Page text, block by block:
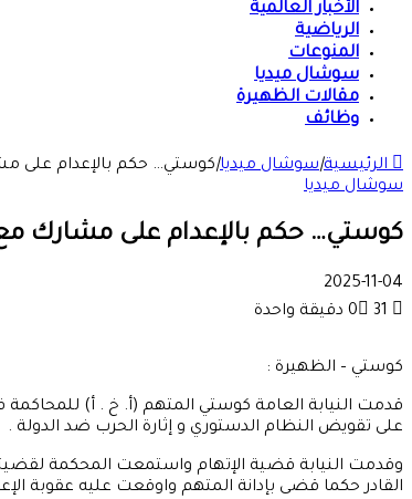
الأخبار العالمية
الرياضية
المنوعات
سوشال ميديا
مقالات الظهيرة
وظائف
الرئيسية|سوشال ميديا|كوستي… حكم بالإعدام على
سوشال ميديا
كوستي… حكم بالإعدام على مشارك
2025-11-04
0
31 دقيقة واحدة
كوستي – الظهيرة :
على تقويض النظام الدستوري و إثارة الحرب ضد الدولة .
وقدمت النيابة قضية الإتهام واستمعت المحكمة
القادر حكما قضى بإدانة المتهم واوقعت عليه عقوبة